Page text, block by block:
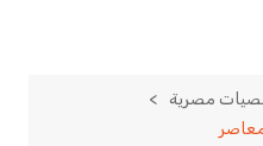
مصرية